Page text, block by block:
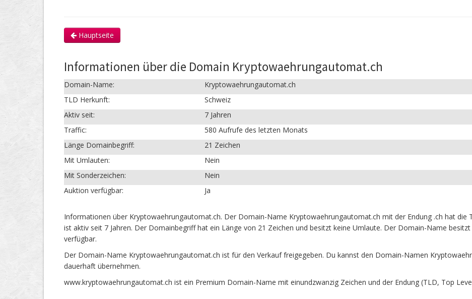
Hauptseite
Informationen über die Domain Kryptowaehrungautomat.ch
Domain-Name:
Kryptowaehrungautomat.ch
TLD Herkunft:
Schweiz
Aktiv seit:
7 Jahren
Traffic:
580 Aufrufe des letzten Monats
Länge Domainbegriff:
21 Zeichen
Mit Umlauten:
Nein
Mit Sonderzeichen:
Nein
Auktion verfügbar:
Ja
Informationen über Kryptowaehrungautomat.ch. Der Domain-Name Kryptowaehrungautomat.ch mit der Endung .ch hat die
ist aktiv seit 7 Jahren. Der Domainbegriff hat ein Länge von 21 Zeichen und besitzt keine Umlaute. Der Domain-Name
verfügbar.
Der Domain-Name Kryptowaehrungautomat.ch ist für den Verkauf freigegeben. Du kannst den Domain-Namen
dauerhaft übernehmen.
www.kryptowaehrungautomat.ch ist ein Premium Domain-Name mit einundzwanzig Zeichen und der Endung (TLD, Top